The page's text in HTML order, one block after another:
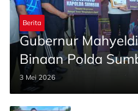
Berita
Gubernur
Binaan Polda
Internasional
3 Mei 2026